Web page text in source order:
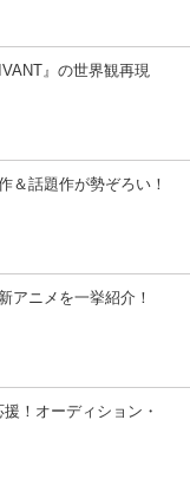
』の世界観再現
＆話題作が勢ぞろい！
アニメを一挙紹介！
！オーディション・